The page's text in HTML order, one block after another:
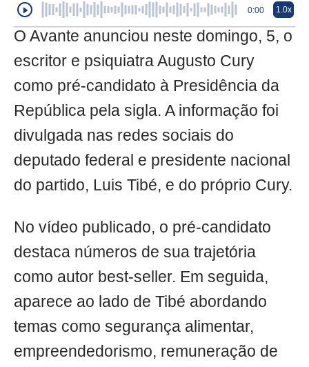
0:00 1.0x
O Avante anunciou neste domingo, 5, o
escritor e psiquiatra Augusto Cury
como pré-candidato à Presidência da
República pela sigla. A informação foi
divulgada nas redes sociais do
deputado federal e presidente nacional
do partido, Luis Tibé, e do próprio Cury.
No vídeo publicado, o pré-candidato
destaca números de sua trajetória
como autor best-seller. Em seguida,
aparece ao lado de Tibé abordando
temas como segurança alimentar,
empreendedorismo, remuneração de